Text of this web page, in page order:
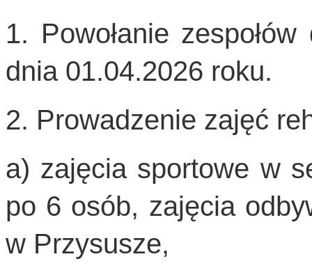
1. Powołanie
dnia 01.04.2026 roku.
2. Prowadzenie zajęć
a) zajęcia sportowe w
po 6 osób, zajęcia
w Przysusze,